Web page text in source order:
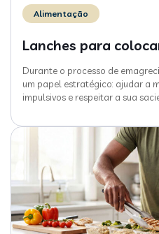
Alimentação
Lanches para
Durante o processo de
um papel estratégico: ajudar a
impulsivos e respeitar a sua